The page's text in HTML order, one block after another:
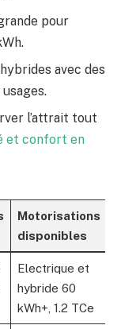
pour
avec des
l’attrait tout
et confort en
Motorisations
disponibles
Electrique et
hybride 60
kWh+, 1.2 TCe